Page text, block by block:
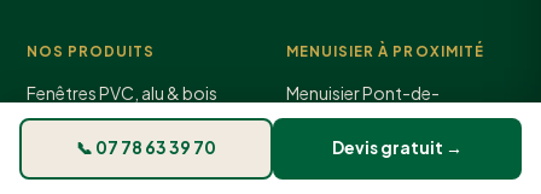
📞 07 78 63 39 70 Devis gratuit →
NOS PRODUITS
Fenêtres PVC, alu & bois
Portes d'entrée & garage
Volets & fermetures
MENUISIER À PROXIMITÉ
Menuisier Pont-de-
Beauvoisin
Menuisier Les Abrets
Menuisier Aoste